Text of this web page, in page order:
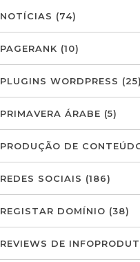
NOTÍCIAS (74)
PAGERANK (10)
PLUGINS WORDPRESS (25)
PRIMAVERA ÁRABE (5)
PRODUÇÃO DE
REDES SOCIAIS (186)
REGISTAR DOMÍNIO (38)
REVIEWS DE